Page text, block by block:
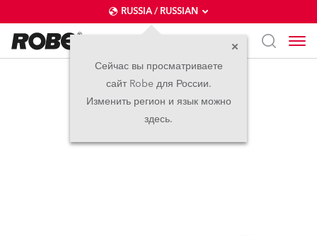
RUSSIA / RUSSIAN
Сейчас вы просматриваете
сайт Robe для России.
Изменить регион и язык можно
здесь.
Tetra2™